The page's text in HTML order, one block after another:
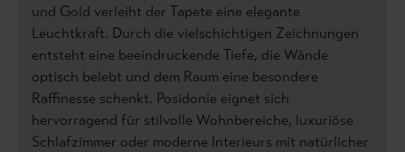
und Gold verleiht der Tapete eine elegante
Leuchtkraft. Durch die vielschichtigen Zeichnungen
entsteht eine beeindruckende Tiefe, die Wände
optisch belebt und dem Raum eine besondere
Raffinesse schenkt. Posidonie eignet sich
hervorragend für stilvolle Wohnbereiche, luxuriöse
Schlafzimmer oder moderne Interieurs mit natürlicher